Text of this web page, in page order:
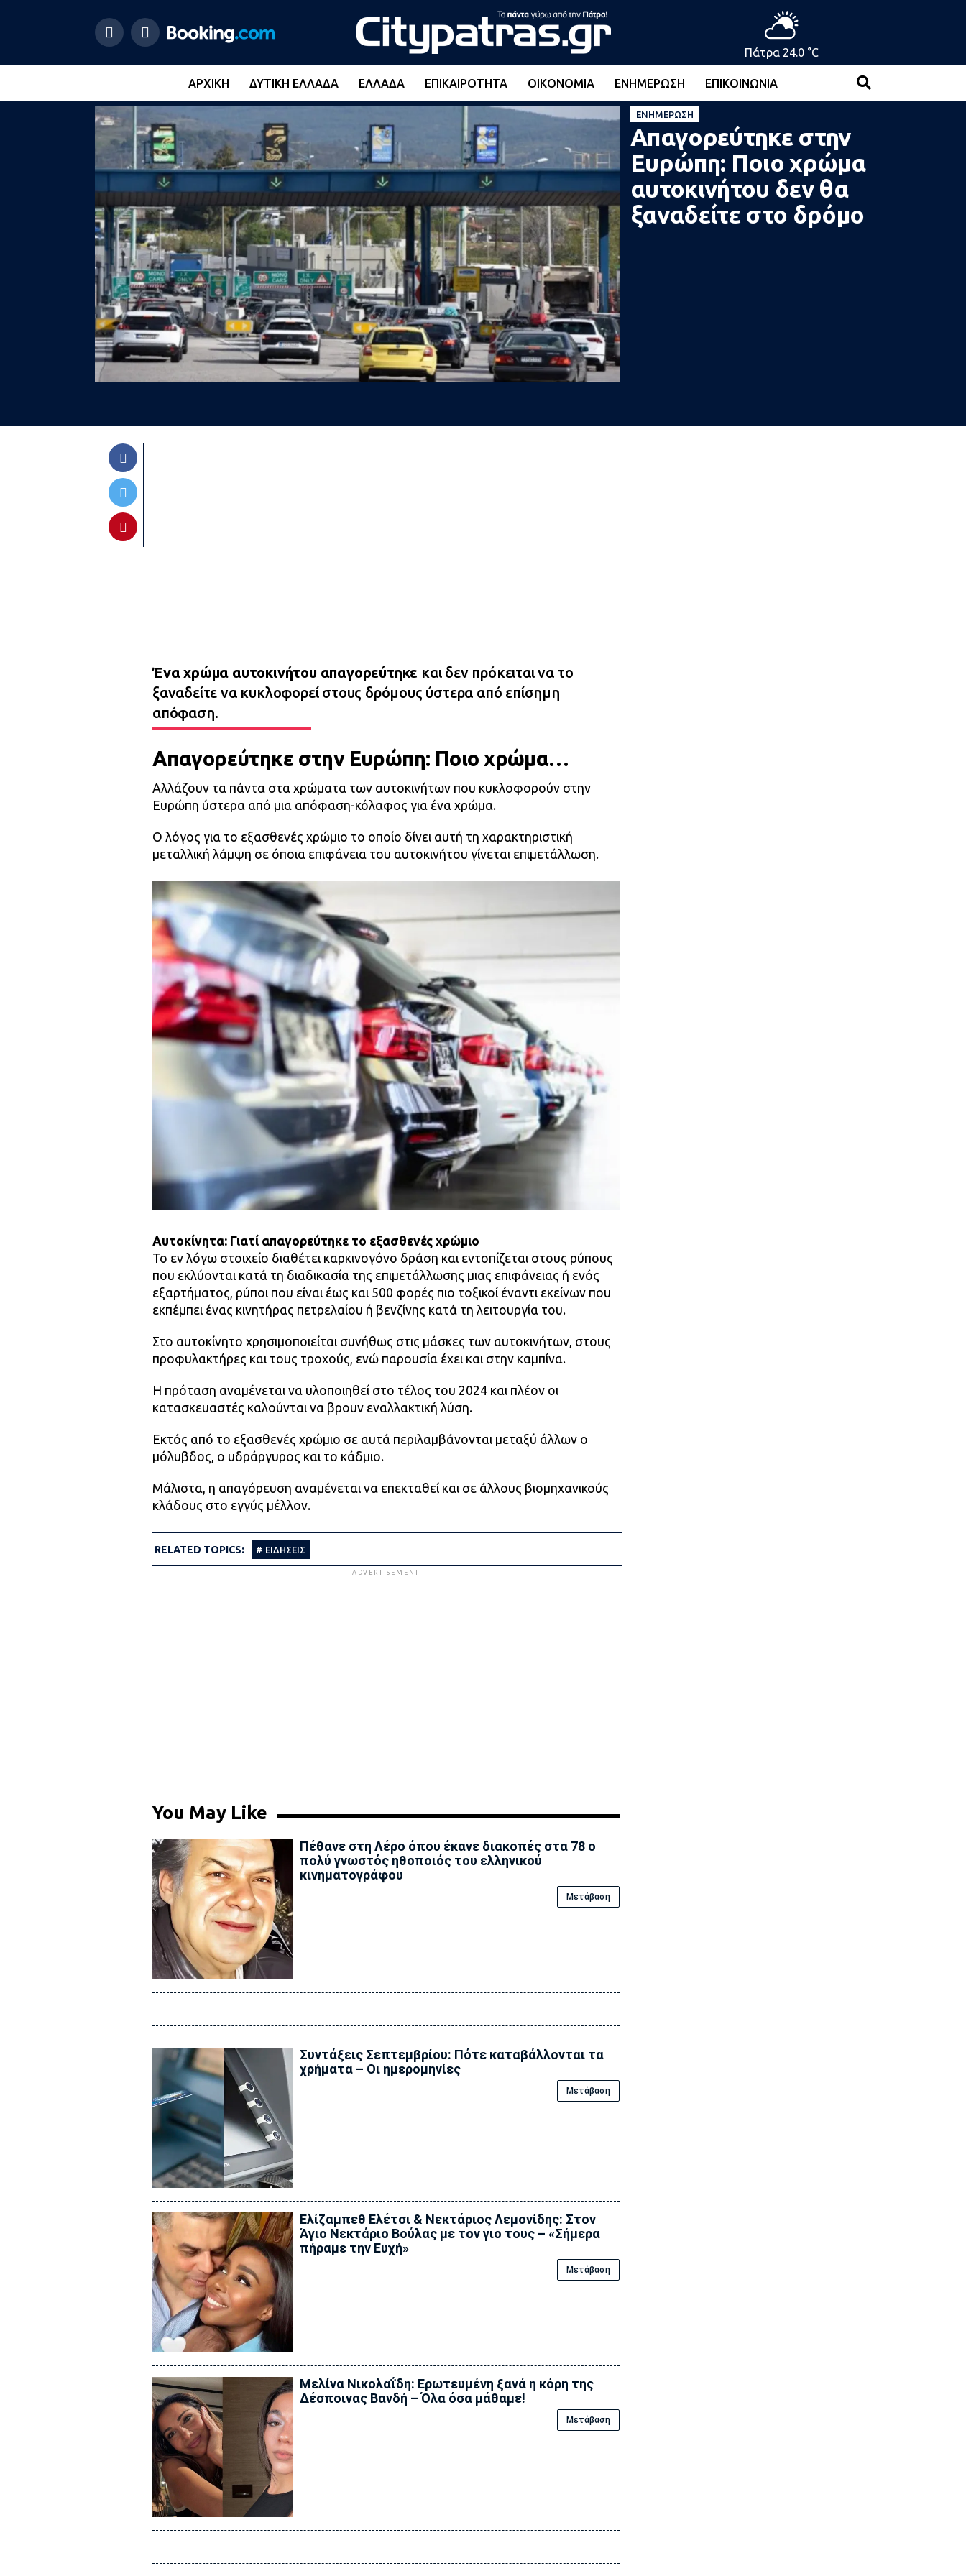
Πάτρα 24.0 °C
ΑΡΧΙΚΉ ΔΥΤΙΚΉ ΕΛΛΆΔΑ ΕΛΛΆΔΑ ΕΠΙΚΑΙΡΌΤΗΤΑ ΟΙΚΟΝΟΜΊΑ ΕΝΗΜΈΡΩΣΗ ΕΠΙΚΟΙΝΩΝΊΑ
ΕΝΗΜΈΡΩΣΗ
Απαγορεύτηκε στην
Ευρώπη: Ποιο χρώμα
αυτοκινήτου δεν θα
ξαναδείτε στο δρόμο
Ένα χρώμα αυτοκινήτου απαγορεύτηκε και δεν πρόκειται να το
ξαναδείτε να κυκλοφορεί στους δρόμους ύστερα από επίσημη
απόφαση.
Απαγορεύτηκε στην Ευρώπη: Ποιο χρώμα…
Αλλάζουν τα πάντα στα χρώματα των αυτοκινήτων που κυκλοφορούν στην
Ευρώπη ύστερα από μια απόφαση-κόλαφος για ένα χρώμα.
Ο λόγος για το εξασθενές χρώμιο το οποίο δίνει αυτή τη χαρακτηριστική
μεταλλική λάμψη σε όποια επιφάνεια του αυτοκινήτου γίνεται επιμετάλλωση.
Αυτοκίνητα: Γιατί απαγορεύτηκε το εξασθενές χρώμιο
Το εν λόγω στοιχείο διαθέτει καρκινογόνο δράση και εντοπίζεται στους ρύπους
που εκλύονται κατά τη διαδικασία της επιμετάλλωσης μιας επιφάνειας ή ενός
εξαρτήματος, ρύποι που είναι έως και 500 φορές πιο τοξικοί έναντι εκείνων που
εκπέμπει ένας κινητήρας πετρελαίου ή βενζίνης κατά τη λειτουργία του.
Στο αυτοκίνητο χρησιμοποιείται συνήθως στις μάσκες των αυτοκινήτων, στους
προφυλακτήρες και τους τροχούς, ενώ παρουσία έχει και στην καμπίνα.
Η πρόταση αναμένεται να υλοποιηθεί στο τέλος του 2024 και πλέον οι
κατασκευαστές καλούνται να βρουν εναλλακτική λύση.
Εκτός από το εξασθενές χρώμιο σε αυτά περιλαμβάνονται μεταξύ άλλων ο
μόλυβδος, ο υδράργυρος και το κάδμιο.
Μάλιστα, η απαγόρευση αναμένεται να επεκταθεί και σε άλλους βιομηχανικούς
κλάδους στο εγγύς μέλλον.
RELATED TOPICS: ΕΙΔΗΣΕΙΣ
ADVERTISEMENT
You May Like
Πέθανε στη Λέρο όπου έκανε διακοπές στα 78 ο
πολύ γνωστός ηθοποιός του ελληνικού
κινηματογράφου
Μετάβαση
Συντάξεις Σεπτεμβρίου: Πότε καταβάλλονται τα
χρήματα – Οι ημερομηνίες
Μετάβαση
Ελίζαμπεθ Ελέτσι & Νεκτάριος Λεμονίδης: Στον
Άγιο Νεκτάριο Βούλας με τον γιο τους – «Σήμερα
πήραμε την Ευχή»
Μετάβαση
Μελίνα Νικολαΐδη: Ερωτευμένη ξανά η κόρη της
Δέσποινας Βανδή – Όλα όσα μάθαμε!
Μετάβαση